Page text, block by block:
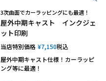
3次曲面でカーラッピングにも最適！
屋外中期キャスト インクジェ
ット印刷
当店特別価格 ¥7,150税込
屋外中期キャスト仕様！カーラッピ
ング等に最適！